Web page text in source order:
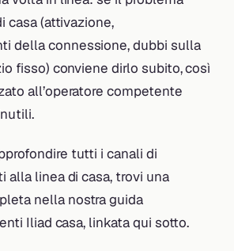
casa (attivazione,
della connessione, dubbi sulla
fisso) conviene dirlo subito, così
all’operatore competente
tutti i canali di
alla linea di casa, trovi una
nella nostra guida
Iliad casa, linkata qui sotto.